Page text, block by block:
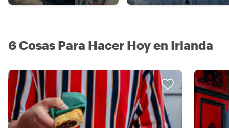
6 Cosas Para Hacer Hoy en Irlanda